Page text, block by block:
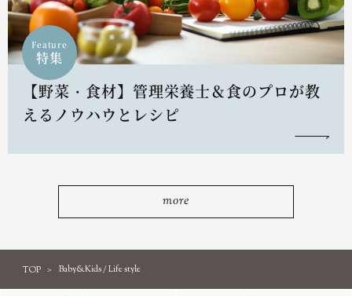
Feature
特集
【野菜・食材】管理栄養士＆食のプロが教
えるノウハウとレシピ
more
TOP Baby&Kids / Life style